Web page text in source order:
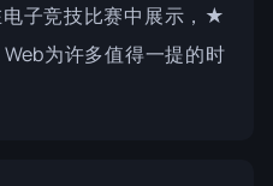
子竞技比赛中展示，★
为许多值得一提的时